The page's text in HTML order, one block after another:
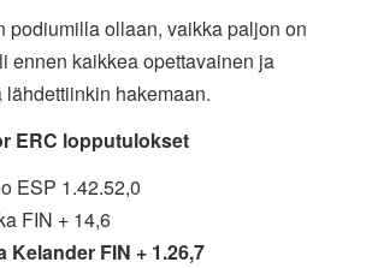
podiumilla ollaan, vaikka paljon on
ennen kaikkea opettavainen ja
hakemaan.
ERC lopputulokset
ESP 1.42.52,0
FIN + 14,6
Kelander FIN + 1.26,7